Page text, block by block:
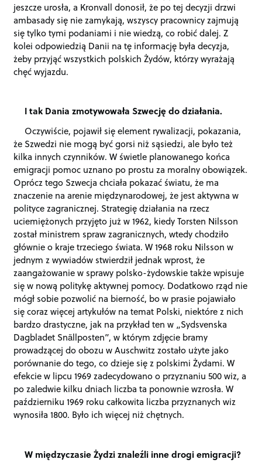
jeszcze urosła, a Kronvall donosił, że po tej decyzji drzwi
ambasady się nie zamykają, wszyscy pracownicy zajmują
się tylko tymi podaniami i nie wiedzą, co robić dalej. Z
kolei odpowiedzią Danii na tę informację była decyzja,
żeby przyjąć wszystkich polskich Żydów, którzy wyrażają
chęć wyjazdu.
I tak Dania zmotywowała Szwecję do działania.
Oczywiście, pojawił się element rywalizacji, pokazania,
że Szwedzi nie mogą być gorsi niż sąsiedzi, ale było też
kilka innych czynników. W świetle planowanego końca
emigracji pomoc uznano po prostu za moralny obowiązek.
Oprócz tego Szwecja chciała pokazać światu, że ma
znaczenie na arenie międzynarodowej, że jest aktywna w
polityce zagranicznej. Strategię działania na rzecz
uciemiężonych przyjęto już w 1962, kiedy Torsten Nilsson
został ministrem spraw zagranicznych, wtedy chodziło
głównie o kraje trzeciego świata. W 1968 roku Nilsson w
jednym z wywiadów stwierdził jednak wprost, że
zaangażowanie w sprawy polsko-żydowskie także wpisuje
się w nową politykę aktywnej pomocy. Dodatkowo rząd nie
mógł sobie pozwolić na bierność, bo w prasie pojawiało
się coraz więcej artykułów na temat Polski, niektóre z nich
bardzo drastyczne, jak na przykład ten w „Sydsvenska
Dagbladet Snällposten”, w którym zdjęcie bramy
prowadzącej do obozu w Auschwitz zostało użyte jako
porównanie do tego, co dzieje się z polskimi Żydami. W
efekcie w lipcu 1969 zadecydowano o przyznaniu 500 wiz, a
po zaledwie kilku dniach liczba ta ponownie wzrosła. W
październiku 1969 roku całkowita liczba przyznanych wiz
wynosiła 1800. Było ich więcej niż chętnych.
W międzyczasie Żydzi znaleźli inne drogi emigracji?